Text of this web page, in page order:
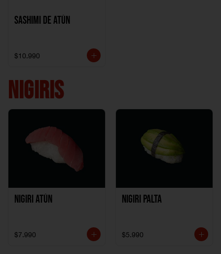
Sashimi de Atún
$10.990
NIGIRIS
Nigiri Atún
$7.990
Nigiri Palta
$5.990